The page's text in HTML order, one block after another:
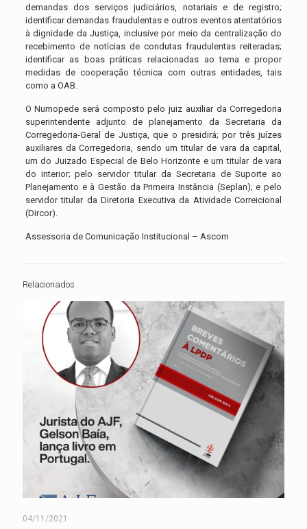
demandas dos serviços judiciários, notariais e de registro;
identificar demandas fraudulentas e outros eventos atentatórios
à dignidade da Justiça, inclusive por meio da centralização do
recebimento de notícias de condutas fraudulentas reiteradas;
identificar as boas práticas relacionadas ao tema e propor
medidas de cooperação técnica com outras entidades, tais
como a OAB.
O Numopede será composto pelo juiz auxiliar da Corregedoria
superintendente adjunto de planejamento da Secretaria da
Corregedoria-Geral de Justiça, que o presidirá; por três juízes
auxiliares da Corregedoria, sendo um titular de vara da capital,
um do Juizado Especial de Belo Horizonte e um titular de vara
do interior; pelo servidor titular da Secretaria de Suporte ao
Planejamento e à Gestão da Primeira Instância (Seplan); e pelo
servidor titular da Diretoria Executiva da Atividade Correicional
(Dircor).
Assessoria de Comunicação Institucional – Ascom
Relacionados
04/11/2021